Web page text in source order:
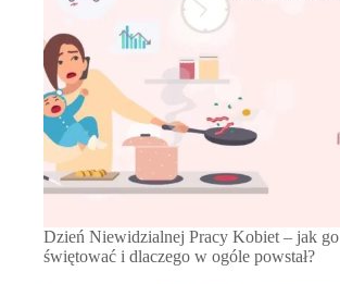
Dzień Niewidzialnej Pracy Kobiet – jak go
świętować i dlaczego w ogóle powstał?